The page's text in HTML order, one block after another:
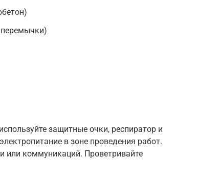
защитные очки, респиратор и
в зоне проведения работ.
или коммуникаций. Проветривайте